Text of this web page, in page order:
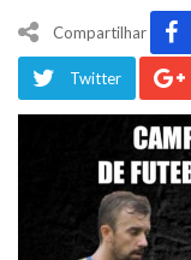
Compartilhar
Twitter